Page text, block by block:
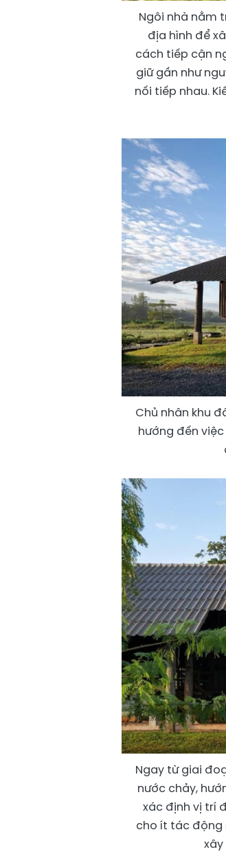
Ngôi nhà nằm
địa hình để
cách tiếp cận
giữ gần như
nối tiếp nhau.
Chủ nhân khu
hướng đến
Ngay từ giai
nước chảy,
xác định vị trí
cho ít tác động